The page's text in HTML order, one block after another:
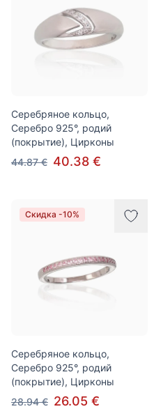
Серебряное кольцо,
Серебро 925°, родий
(покрытие), Цирконы
44.87 € 40.38 €
Скидка -10%
Серебряное кольцо,
Серебро 925°, родий
(покрытие), Цирконы
28.94 € 26.05 €